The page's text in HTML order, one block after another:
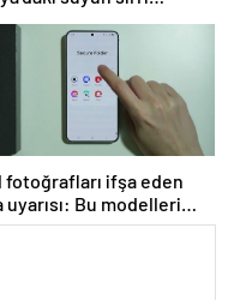
fotoğrafları ifşa eden
uyarısı: Bu modelleri
dikkat